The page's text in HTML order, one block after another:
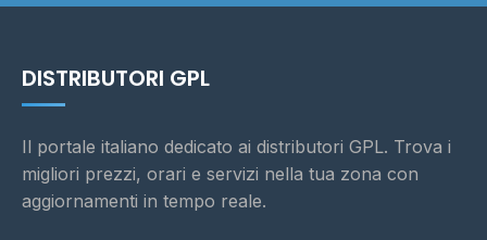
DISTRIBUTORI GPL
Il portale italiano dedicato ai distributori GPL. Trova i
migliori prezzi, orari e servizi nella tua zona con
aggiornamenti in tempo reale.